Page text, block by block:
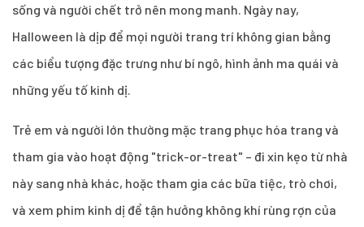
sống và người chết trở nên mong manh. Ngày nay,
Halloween là dịp để mọi người trang trí không gian bằng
các biểu tượng đặc trưng như bí ngô, hình ảnh ma quái và
những yếu tố kinh dị.
Trẻ em và người lớn thường mặc trang phục hóa trang và
tham gia vào hoạt động "trick-or-treat" – đi xin kẹo từ nhà
này sang nhà khác, hoặc tham gia các bữa tiệc, trò chơi,
và xem phim kinh dị để tận hưởng không khí rùng rợn của